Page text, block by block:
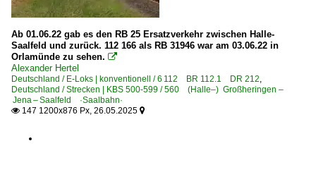
Ab 01.06.22 gab es den RB 25 Ersatzverkehr zwischen Halle-
Saalfeld und zurück. 112 166 als RB 31946 war am 03.06.22 in
Orlamünde zu sehen. 
Alexander Hertel
Deutschland / E-Loks | konventionell / 6 112 BR 112.1 DR 212,
Deutschland / Strecken | KBS 500-599 / 560 (Halle–) Großheringen –
Jena – Saalfeld ·Saalbahn·
 147 1200x876 Px, 26.05.2025 